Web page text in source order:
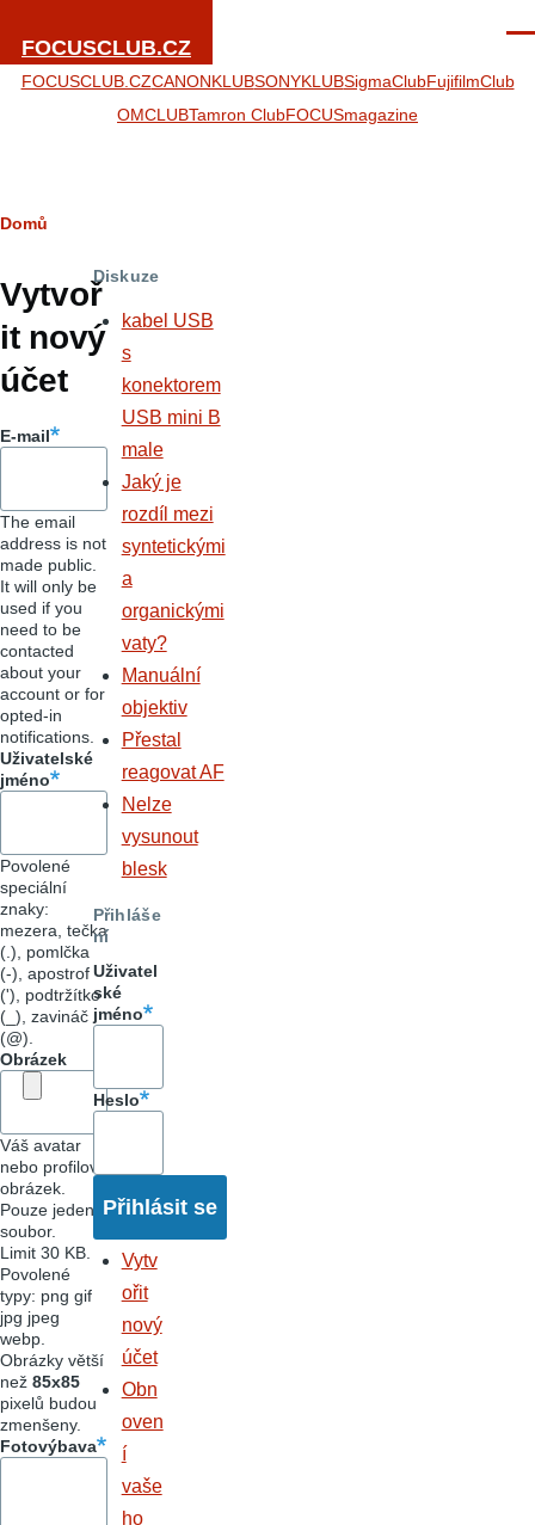
FOCUSCLUB.CZ
FOCUSCLUB.CZCANONKLUBSONYKLUBSigmaClubFujifilmClub
OMCLUBTamron ClubFOCUSmagazine
Hlavní
záložky
Drobečková
navigace
Domů
Vytvoř
it nový
účet
E-mail
The email
address is not
made public.
It will only be
used if you
need to be
contacted
about your
account or for
opted-in
notifications.
Uživatelské
jméno
Povolené
speciální
znaky:
mezera, tečka
(.), pomlčka
(-), apostrof
('), podtržítko
(_), zavináč
(@).
Obrázek
Váš avatar
nebo profilový
obrázek.
Pouze jeden
soubor.
Limit 30 KB.
Povolené
typy: png gif
jpg jpeg
webp.
Obrázky větší
než 85x85
pixelů budou
zmenšeny.
Fotovýbava
Diskuze
kabel USB
s
konektorem
USB mini B
male
Jaký je
rozdíl mezi
syntetickými
a
organickými
vaty?
Manuální
objektiv
Přestal
reagovat AF
Nelze
vysunout
blesk
Přihláše
ní
Uživatel
ské
jméno
Heslo
Vytv
ořit
nový
účet
Obn
oven
í
vaše
ho